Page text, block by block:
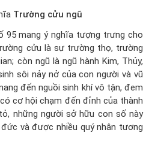
Trường cửu ngũ
95 mang ý nghĩa tượng trưng cho
cửu là sự trường thọ, trường
còn ngũ là ngũ hành Kim, Thủy,
sôi nảy nở của con người và vũ
đến nguồi sinh khí vô tận, đem
cơ hội chạm đến đỉnh của thành
những người sở hữu con số này
và được nhiều quý nhân tương